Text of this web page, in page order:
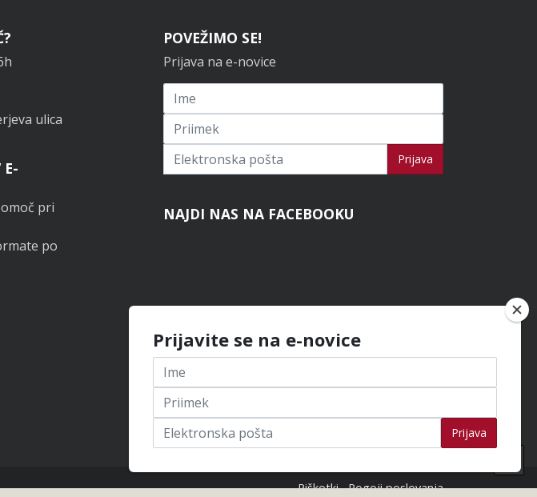
ulica
E-
pri
po
POVEŽIMO SE!
Prijava na e-novice
Prijavi se na novice Prijava
NAJDI NAS NA FACEBOOKU
Piškotki Pogoji poslovanja
na
Prijavite se na e-novice
Prijava